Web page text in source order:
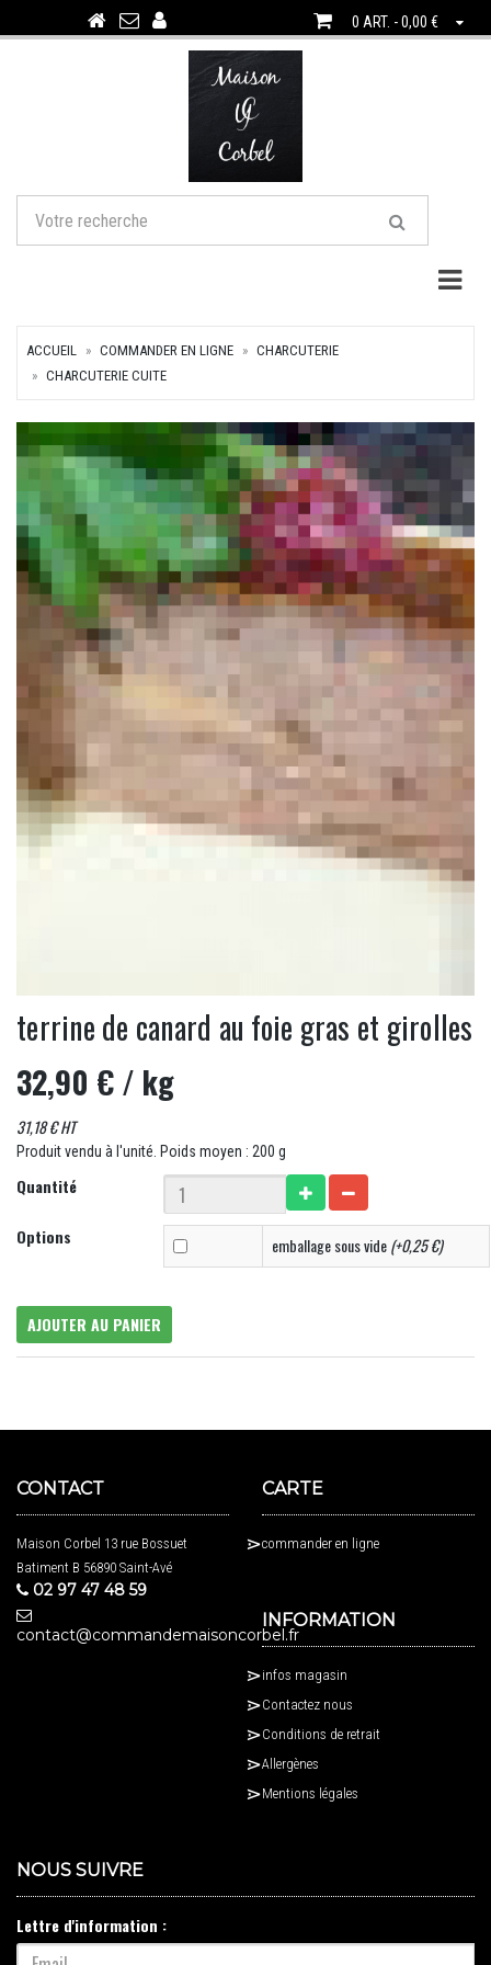
0 ART. - 0,00 €
ACCUEIL COMMANDER EN LIGNE
CHARCUTERIE
CHARCUTERIE CUITE
terrine de canard au foie gras et girolles
32,90 €/ kg
31,18 € HT
Produit vendu à l'unité. Poids moyen : 200 g
Quantité
Options emballage sous vide(+0,25 €)
AJOUTER AU PANIER
CONTACT
Maison Corbel 13 rue Bossuet
Batiment B 56890 Saint-Avé
02 97 47 48 59
contact@commandemaisoncorbel.fr
CARTE
commander en ligne
INFORMATION
infos magasin
Contactez nous
Conditions de retrait
Allergènes
Mentions légales
NOUS SUIVRE
Lettre d'information :